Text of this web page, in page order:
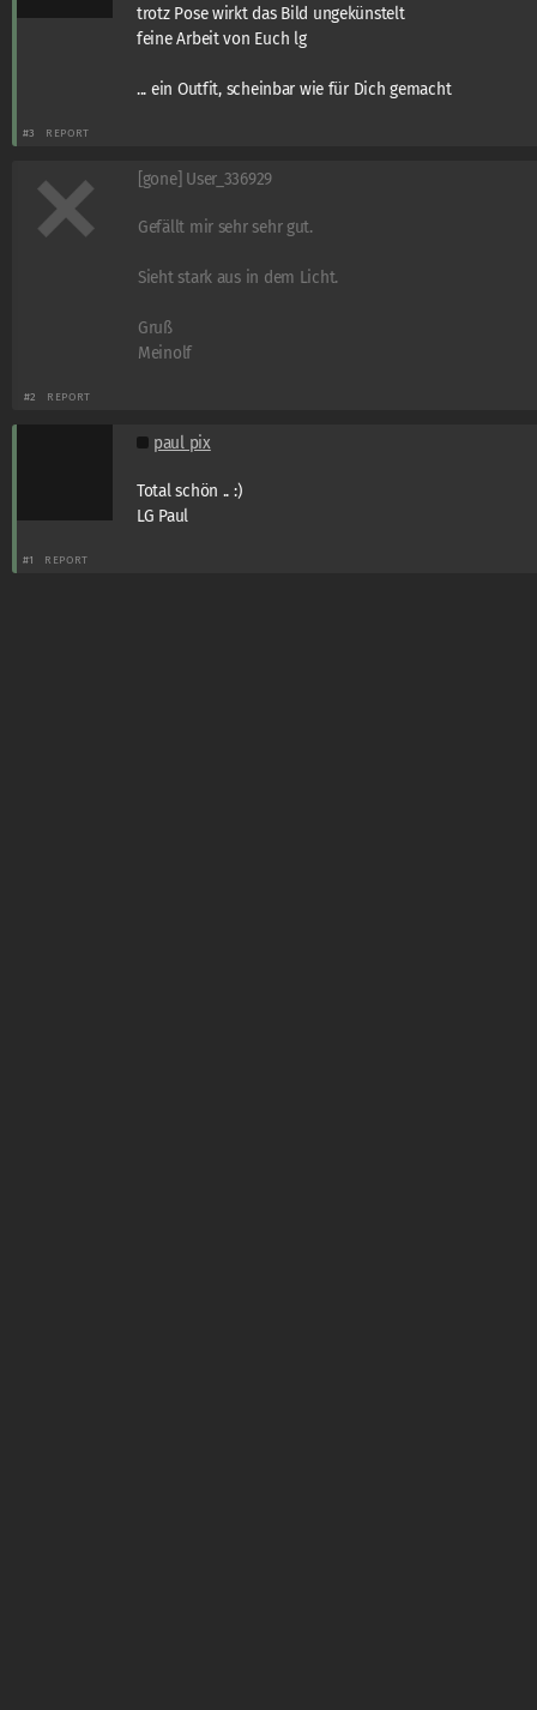
trotz Pose wirkt das Bild ungekünstelt
feine Arbeit von Euch lg
... ein Outfit, scheinbar wie für Dich gemacht
#3 REPORT
[gone] User_336929
Gefällt mir sehr sehr gut.
Sieht stark aus in dem Licht.
Gruß
Meinolf
#2 REPORT
paul pix
Total schön .. :)
LG Paul
#1 REPORT